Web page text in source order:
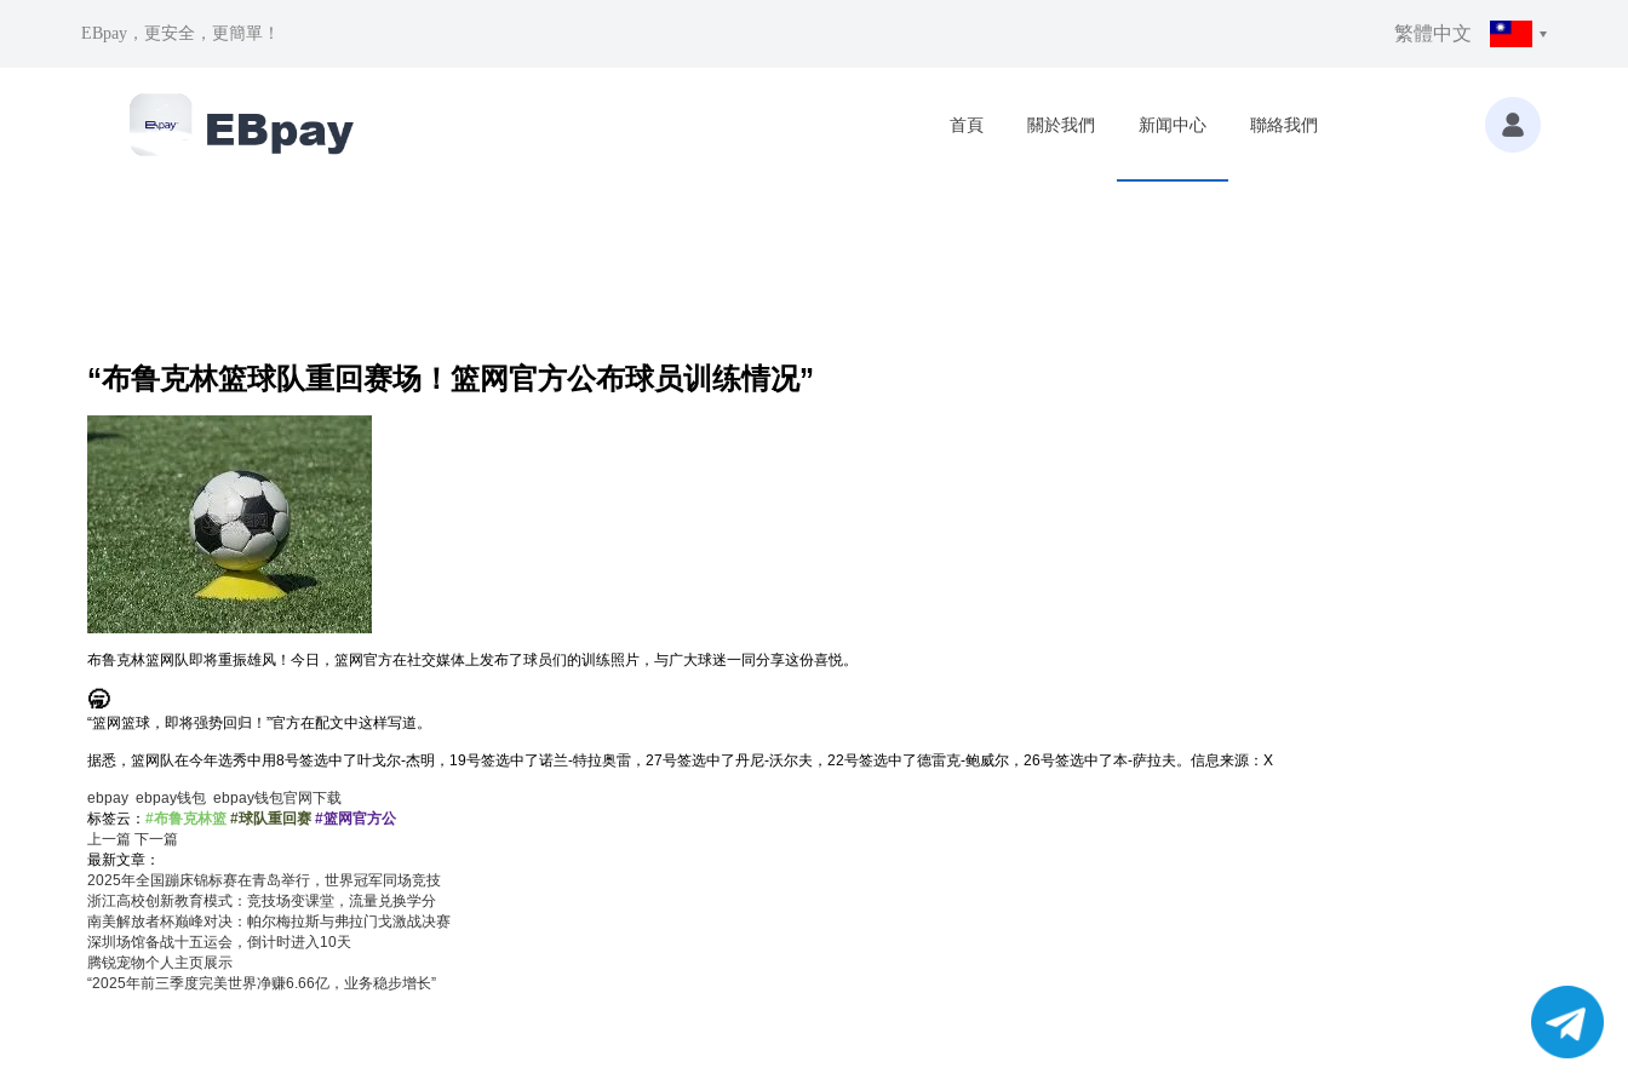
EBpay，更安全，更簡單！ 繁體中文
首頁 關於我們 新闻中心 聯絡我們
“布鲁克林篮球队重回赛场！篮网官方公布球员训练情况”
布鲁克林篮网队即将重振雄风！今日，篮网官方在社交媒体上发布了球员们的训练照片，与广大球迷一同分享这份喜悦。
🥱
“篮网篮球，即将强势回归！”官方在配文中这样写道。
据悉，篮网队在今年选秀中用8号签选中了叶戈尔-杰明，19号签选中了诺兰-特拉奥雷，27号签选中了丹尼-沃尔夫，22号签选中了德雷克-鲍威尔，26号签选中了本-萨拉夫。信息来源：X
ebpay ebpay钱包 ebpay钱包官网下载
标签云： #布鲁克林篮 #球队重回赛 #篮网官方公
上一篇 下一篇
最新文章：
2025年全国蹦床锦标赛在青岛举行，世界冠军同场竞技
浙江高校创新教育模式：竞技场变课堂，流量兑换学分
南美解放者杯巅峰对决：帕尔梅拉斯与弗拉门戈激战决赛
深圳场馆备战十五运会，倒计时进入10天
腾锐宠物个人主页展示
“2025年前三季度完美世界净赚6.66亿，业务稳步增长”